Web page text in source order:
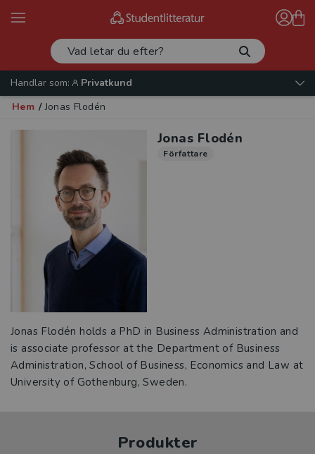
Handlar som:
Privatkund
Hem / Jonas Flodén
Jonas Flodén
Författare
Jonas Flodén holds a PhD in Business Administration and
is associate professor at the Department of Business
Administration, School of Business, Economics and Law at
Produkter